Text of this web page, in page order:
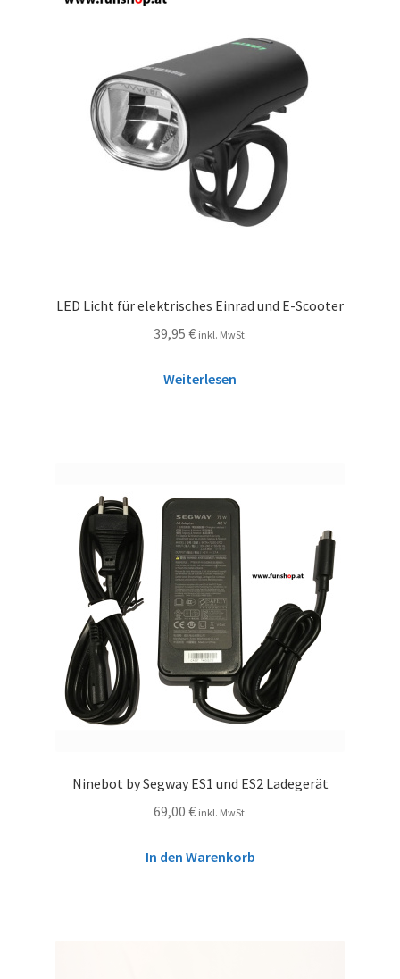
LED Licht für elektrisches Einrad und E-Scooter
39,95 € inkl. MwSt.
Weiterlesen
Ninebot by Segway ES1 und ES2 Ladegerät
69,00 € inkl. MwSt.
In den Warenkorb